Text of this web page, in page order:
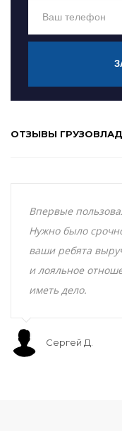
ОТЗЫВЫ
Впервые
Нужно было
ваши ребята
и лояльное
иметь дело.
Сергей Д.